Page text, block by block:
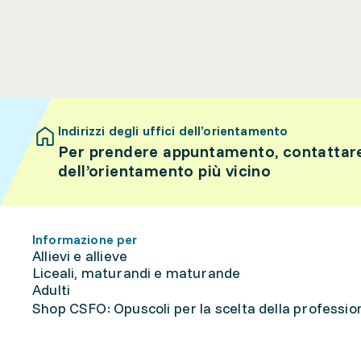
Indirizzi degli uffici dell’orientamento
Per prendere appuntamento,
dell’orientamento più vicino
Informazione per
Allievi e allieve
Liceali, maturandi e maturande
Adulti
Shop CSFO: Opuscoli per la scelta della